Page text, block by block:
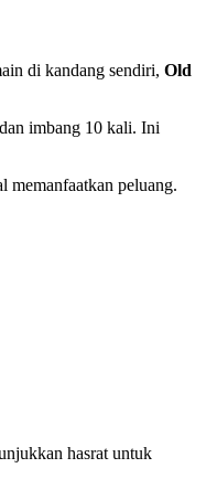
di kandang sendiri, Old
imbang 10 kali. Ini
memanfaatkan peluang.
hasrat untuk